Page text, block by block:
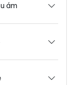
ám